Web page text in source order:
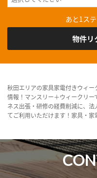
あと1ス
物件リ
秋田エリアの家具家電付きウィ
情報！マンスリー＋ウィークリ
ネス出張・研修の経費削減に、
てご利用いただけます！家具・家